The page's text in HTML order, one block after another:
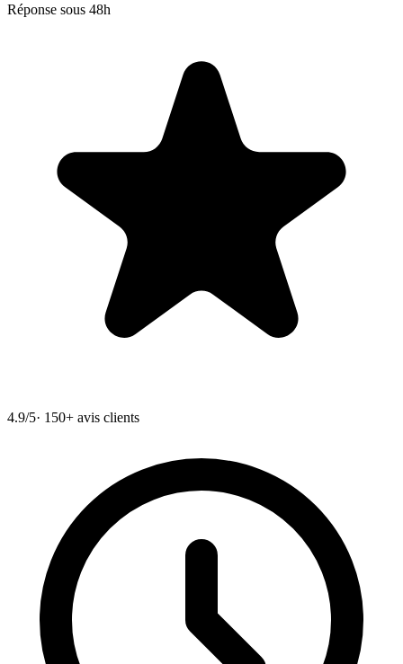
Réponse sous 48h
4.9/5· 150+ avis clients